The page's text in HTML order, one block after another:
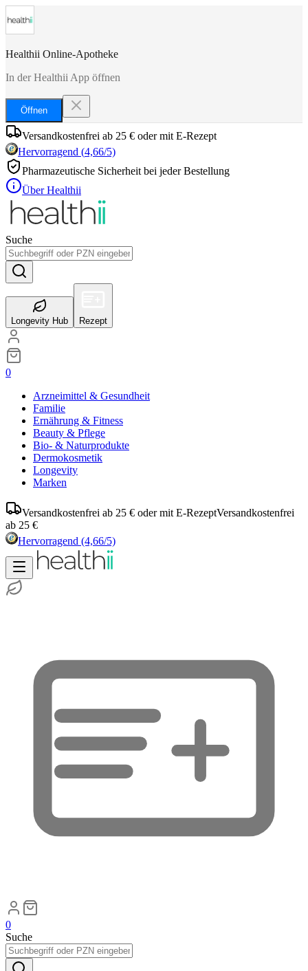
Healthii Online-Apotheke
In der Healthii App öffnen
Öffnen
Versandkostenfrei ab 25 € oder mit E-Rezept
Hervorragend (4,66/5)
Pharmazeutische Sicherheit bei jeder Bestellung
Über Healthii
Suche
Longevity Hub Rezept
0
Arzneimittel & Gesundheit
Familie
Ernährung & Fitness
Beauty & Pflege
Bio- & Naturprodukte
Dermokosmetik
Longevity
Marken
Versandkostenfrei ab 25 € oder mit E-RezeptVersandkostenfrei
ab 25 €
Hervorragend (4,66/5)
0
Suche